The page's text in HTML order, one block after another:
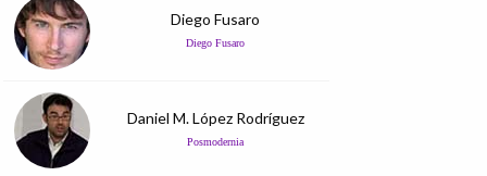
Diego Fusaro
Diego Fusaro
Daniel M. López Rodríguez
Posmodernia